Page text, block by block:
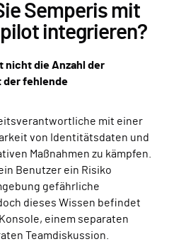
Semperis mit
integrieren?
nicht die Anzahl der
der fehlende
mit einer
von Identitätsdaten und
Maßnahmen zu kämpfen.
Benutzer ein Risiko
gefährliche
dieses Wissen befindet
einem separaten
Teamdiskussion.